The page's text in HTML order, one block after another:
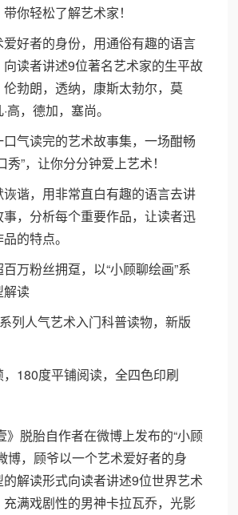
你轻松了解艺术家！
好者的身份，用通俗有趣的语言
读者讲述9位著名艺术家的生平故
勃朗，透纳，康斯太勃尔，莫
高，德加，塞尚。
气读完的艺术故事集，一场酣畅
秀”，让你分分钟爱上艺术！
谐，用非常直白有趣的语言去讲
，分析每个重要作品，让读者迅
的特点。
万粉丝拥趸，以“小顾聊绘画”系
解读
列人气艺术入门科普读物，新版
180度平铺阅读，全四色印刷
》脱胎自作者在微博上发布的“小顾
博，顾爷以一个艺术爱好者的身
解读形式向读者讲述9位世界艺术
满戏剧性的男神卡拉瓦乔，光影